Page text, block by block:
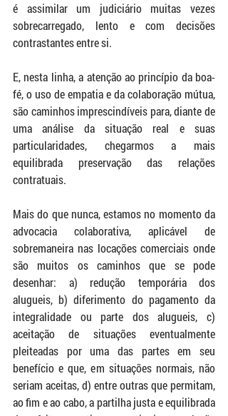
é assimilar um judiciário muitas vezes
sobrecarregado, lento e com decisões
contrastantes entre si.
E, nesta linha, a atenção ao princípio da boa-
fé, o uso de empatia e da colaboração mútua,
são caminhos imprescindíveis para, diante de
uma análise da situação real e suas
particularidades, chegarmos a mais
equilibrada preservação das relações
contratuais.
Mais do que nunca, estamos no momento da
advocacia colaborativa, aplicável de
sobremaneira nas locações comerciais onde
são muitos os caminhos que se pode
desenhar: a) redução temporária dos
alugueis, b) diferimento do pagamento da
integralidade ou parte dos alugueis, c)
aceitação de situações eventualmente
pleiteadas por uma das partes em seu
benefício e que, em situações normais, não
seriam aceitas, d) entre outras que permitam,
ao fim e ao cabo, a partilha justa e equilibrada